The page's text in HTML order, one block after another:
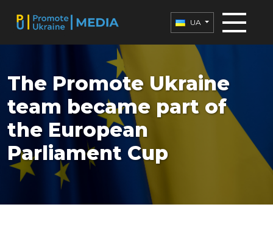
UA
The Promote Ukraine
team became part of
the European
Parliament Cup